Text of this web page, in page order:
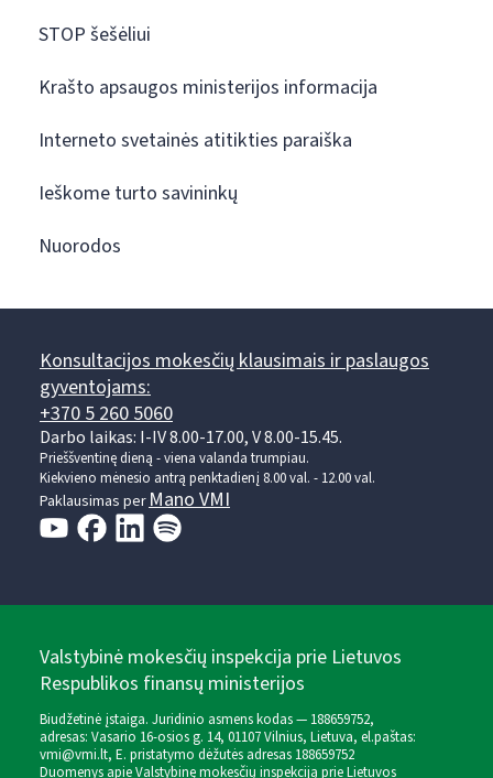
STOP šešėliui
Krašto apsaugos ministerijos informacija
Interneto svetainės atitikties paraiška
Ieškome turto savininkų
Nuorodos
Konsultacijos mokesčių klausimais ir paslaugos
gyventojams:
+370 5 260 5060
Darbo laikas: I-IV 8.00-17.00, V 8.00-15.45.
Prieššventinę dieną - viena valanda trumpiau.
Kiekvieno mėnesio antrą penktadienį 8.00 val. - 12.00 val.
Paklausimas per Mano VMI
Valstybinė mokesčių inspekcija prie Lietuvos
Respublikos finansų ministerijos
Biudžetinė įstaiga. Juridinio asmens kodas — 188659752,
adresas: Vasario 16-osios g. 14, 01107 Vilnius, Lietuva, el.paštas:
vmi@vmi.lt, E. pristatymo dėžutės adresas 188659752
Duomenys apie Valstybinę mokesčių inspekciją prie Lietuvos